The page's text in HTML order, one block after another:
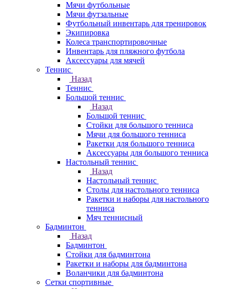
Мячи футбольные
Мячи футзальные
Футбольный инвентарь для тренировок
Экипировка
Колеса транспортировочные
Инвентарь для пляжного футбола
Аксессуары для мячей
Теннис
Назад
Теннис
Большой теннис
Назад
Большой теннис
Стойки для большого тенниса
Мячи для большого тенниса
Ракетки для большого тенниса
Аксессуары для большого тенниса
Настольный теннис
Назад
Настольный теннис
Столы для настольного тенниса
Ракетки и наборы для настольного
тенниса
Мяч теннисный
Бадминтон
Назад
Бадминтон
Стойки для бадминтона
Ракетки и наборы для бадминтона
Воланчики для бадминтона
Сетки спортивные